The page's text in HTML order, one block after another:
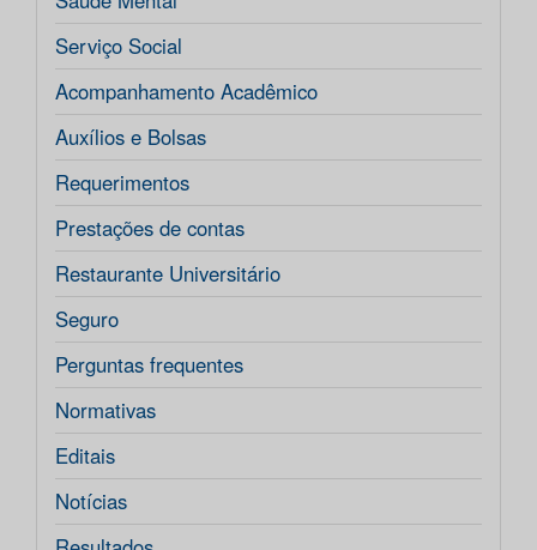
Serviço Social
Acompanhamento Acadêmico
Auxílios e Bolsas
Requerimentos
Prestações de contas
Restaurante Universitário
Seguro
Perguntas frequentes
Normativas
Editais
Notícias